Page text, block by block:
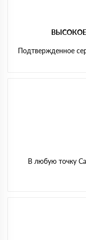
Подтвержденное
В любую точку